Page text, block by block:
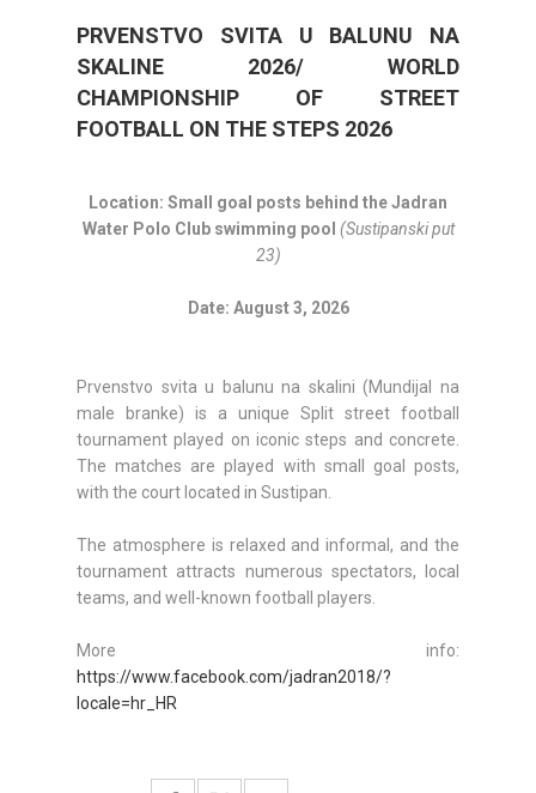
PRVENSTVO SVITA U BALUNU NA
SKALINE 2026/ WORLD
CHAMPIONSHIP OF STREET
FOOTBALL ON THE STEPS 2026
Location: Small goal posts behind the Jadran
Water Polo Club swimming pool (Sustipanski put
23)
Date: August 3, 2026
Prvenstvo svita u balunu na skalini (Mundijal na
male branke) is a unique Split street football
tournament played on iconic steps and concrete.
The matches are played with small goal posts,
with the court located in Sustipan.
The atmosphere is relaxed and informal, and the
tournament attracts numerous spectators, local
teams, and well-known football players.
More info:
https://www.facebook.com/jadran2018/?
locale=hr_HR